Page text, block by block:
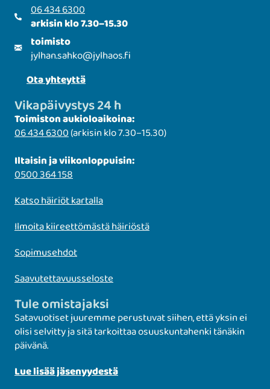
06 434 6300
arkisin klo 7.30–15.30
toimisto
jylhan.sahko@jylhaos.fi
Ota yhteyttä
Vikapäivystys 24 h
Toimiston aukioloaikoina:
06 434 6300(arkisin klo 7.30–15.30)
Iltaisin ja viikonloppuisin:
0500 364 158
Katso häiriöt kartalla
Ilmoita kiireettömästä häiriöstä
Sopimusehdot
Saavutettavuusseloste
Tule omistajaksi
Satavuotiset juuremme perustuvat siihen, että yksin ei
olisi selvitty ja sitä tarkoittaa osuuskuntahenki tänäkin
päivänä.
Lue lisää jäsenyydestä